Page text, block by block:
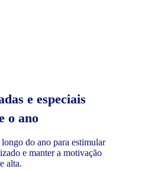
e especiais
o ano
do ano para estimular
e manter a motivação
alta.